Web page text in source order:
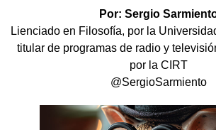
Por: Sergio
Lienciado en Filosofía, por la
titular de programas de radio y
por la CIRT
@SergioSarmiento